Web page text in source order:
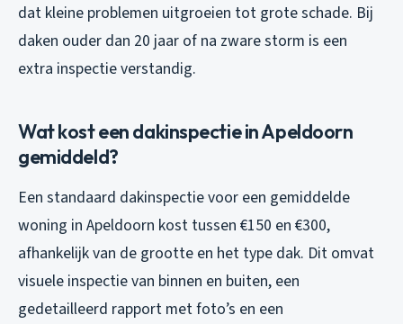
dat kleine problemen uitgroeien tot grote schade. Bij
daken ouder dan 20 jaar of na zware storm is een
extra inspectie verstandig.
Wat kost een dakinspectie in Apeldoorn
gemiddeld?
Een standaard dakinspectie voor een gemiddelde
woning in Apeldoorn kost tussen €150 en €300,
afhankelijk van de grootte en het type dak. Dit omvat
visuele inspectie van binnen en buiten, een
gedetailleerd rapport met foto’s en een